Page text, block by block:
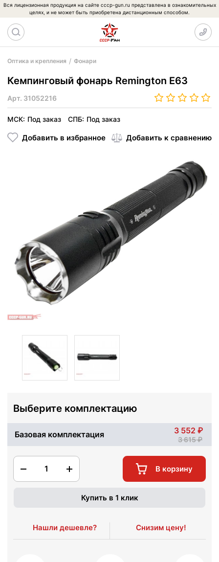
Вся лицензионная продукция на сайте cccp-gun.ru представлена в ознакомительных
целях, и не может быть приобретена дистанционным способом.
Оптика и крепления Фонари
Кемпинговый фонарь Remington E63
Арт. 31052216
МСК: Под заказ СПБ: Под заказ
Добавить в избранное Добавить к сравнению
Выберите комплектацию
Базовая комплектация 3 552
3 615
1 В корзину
Купить в 1 клик
Нашли дешевле? Снизим цену!